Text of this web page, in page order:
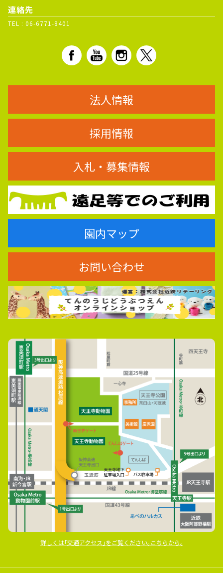
連絡先
TEL : 06-6771-8401
法人情報
採用情報
入札・募集情報
園内マップ
お問い合わせ
詳しくは｢交通アクセス｣をご覧ください｡こちらから｡